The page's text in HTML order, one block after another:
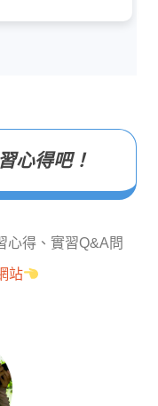
心得吧！
心得、實習Q&A問
站